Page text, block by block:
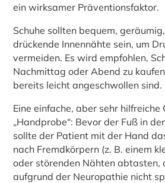
ein wirksamer Präventionsfaktor.
Schuhe sollten bequem,
drückende Innennähte sein, um
vermeiden. Es wird empfohlen,
Nachmittag oder Abend zu
bereits leicht angeschwollen sind.
Eine einfache, aber sehr
„Handprobe“: Bevor der Fuß in
sollte der Patient mit der Hand
nach Fremdkörpern (z. B. einem
oder störenden Nähten abtasten,
aufgrund der Neuropathie nicht